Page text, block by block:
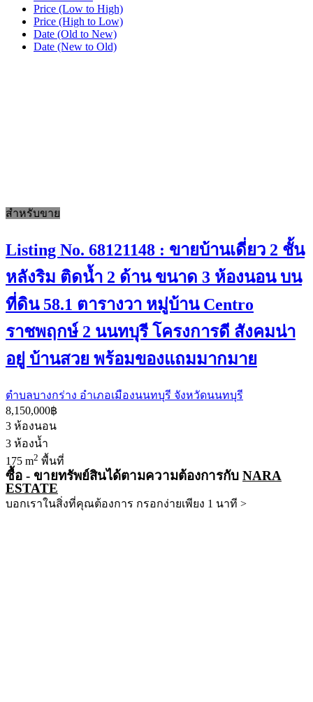
Price (Low to High)
Price (High to Low)
Date (Old to New)
Date (New to Old)
สำหรับขาย
Listing No. 68121148 : ขายบ้านเดี่ยว 2 ชั้น
หลังริม ติดน้ำ 2 ด้าน ขนาด 3 ห้องนอน บน
ที่ดิน 58.1 ตารางวา หมู่บ้าน Centro
ราชพฤกษ์ 2 นนทบุรี โครงการดี สังคมน่า
อยู่ บ้านสวย พร้อมของแถมมากมาย
ตำบลบางกร่าง อำเภอเมืองนนทบุรี จังหวัดนนทบุรี
8,150,000฿
3 ห้องนอน
3 ห้องน้ำ
175 m2 พื้นที่
ซื้อ - ขายทรัพย์สินได้ตามความต้องการกับ NARA
ESTATE
บอกเราในสิ่งที่คุณต้องการ กรอกง่ายเพียง 1 นาที >